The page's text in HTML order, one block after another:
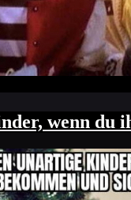
wenn du